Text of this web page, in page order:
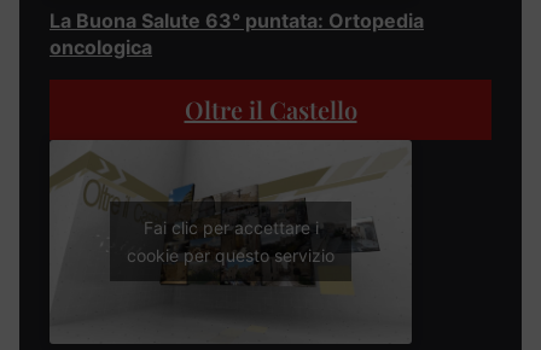
La Buona Salute 63° puntata: Ortopedia
oncologica
Oltre il Castello
Fai clic per accettare i
cookie per questo servizio